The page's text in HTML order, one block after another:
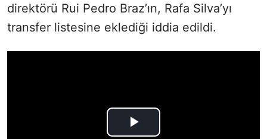
direktörü Rui Pedro Braz’ın, Rafa Silva’yı
transfer listesine eklediği iddia edildi.